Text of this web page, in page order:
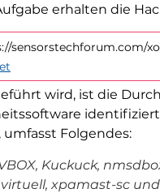
erhalten die
sensorstechforum.com/
wird, ist die
Folgendes:
Kuckuck,
virtuell, xpamast-sc